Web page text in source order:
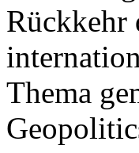
Rückkehr
Thema